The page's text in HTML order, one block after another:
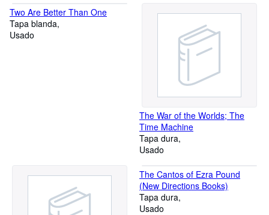
Two Are Better Than One
Tapa blanda
Usado
The War of the Worlds; The
Time Machine
Tapa dura
Usado
The Cantos of Ezra Pound
(New Directions Books)
Tapa dura
Usado